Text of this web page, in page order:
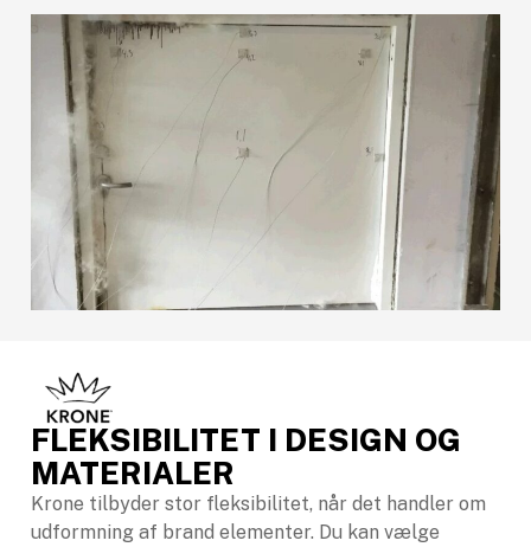
FLEKSIBILITET I DESIGN OG
MATERIALER
Krone tilbyder stor fleksibilitet, når det handler om
udformning af brand elementer. Du kan vælge